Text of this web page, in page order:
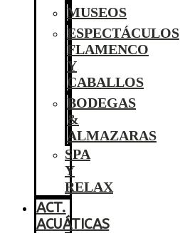
MUSEOS
ESPECTÁCULOS
FLAMENCO
Y
CABALLOS
BODEGAS
&
ALMAZARAS
SPA
Y
RELAX
ACT.
ACUÁTICAS